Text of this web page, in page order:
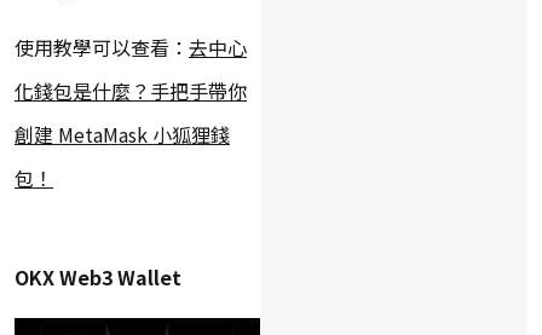
使用教學可以查看： 去中心
化錢包是什麼？手把手帶你
創建 MetaMask 小狐狸錢
包！
OKX Web3 Wallet